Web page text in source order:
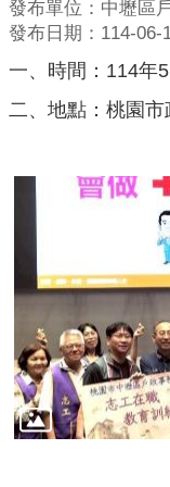
發布單位：中壢區
發布日期：114-06-
一、時間：114年
二、地點：桃園市